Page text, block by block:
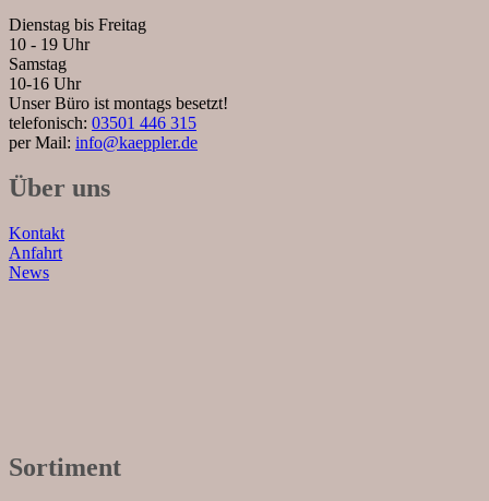
Dienstag bis Freitag
10 - 19 Uhr
Samstag
10-16 Uhr
Unser Büro ist montags besetzt!
telefonisch: 03501 446 315
per Mail: info@kaeppler.de
Über uns
Kontakt
Anfahrt
News
Sortiment